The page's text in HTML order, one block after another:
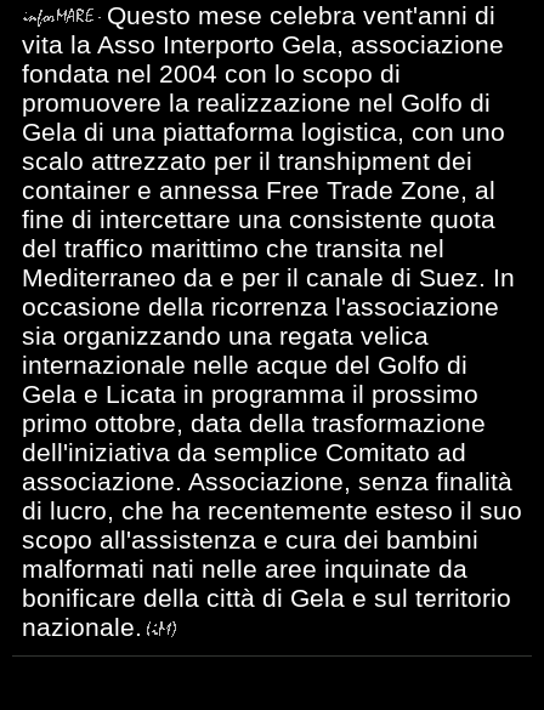
Questo mese celebra vent'anni di
vita la Asso Interporto Gela, associazione
fondata nel 2004 con lo scopo di
promuovere la realizzazione nel Golfo di
Gela di una piattaforma logistica, con uno
scalo attrezzato per il transhipment dei
container e annessa Free Trade Zone, al
fine di intercettare una consistente quota
del traffico marittimo che transita nel
Mediterraneo da e per il canale di Suez. In
occasione della ricorrenza l'associazione
sia organizzando una regata velica
internazionale nelle acque del Golfo di
Gela e Licata in programma il prossimo
primo ottobre, data della trasformazione
dell'iniziativa da semplice Comitato ad
associazione. Associazione, senza finalità
di lucro, che ha recentemente esteso il suo
scopo all'assistenza e cura dei bambini
malformati nati nelle aree inquinate da
bonificare della città di Gela e sul territorio
nazionale.